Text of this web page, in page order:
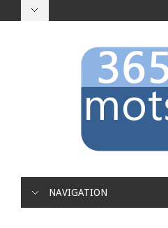
NAVIGATION